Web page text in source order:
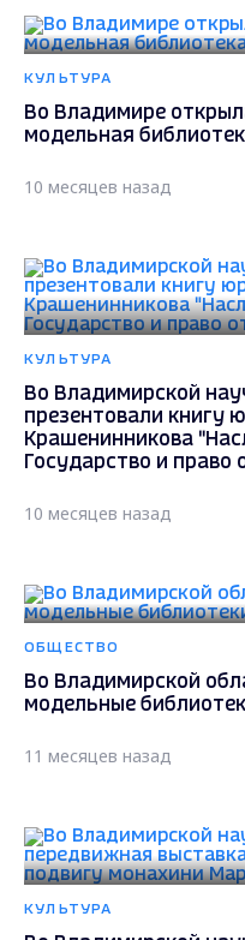
КУЛЬТУРА
Во Владимире
модельная
10 месяцев назад
КУЛЬТУРА
Во Владимирской
презентовали книгу
Крашенинникова
Государство и право
10 месяцев назад
ОБЩЕСТВО
Во Владимирской
модельные
11 месяцев назад
КУЛЬТУРА